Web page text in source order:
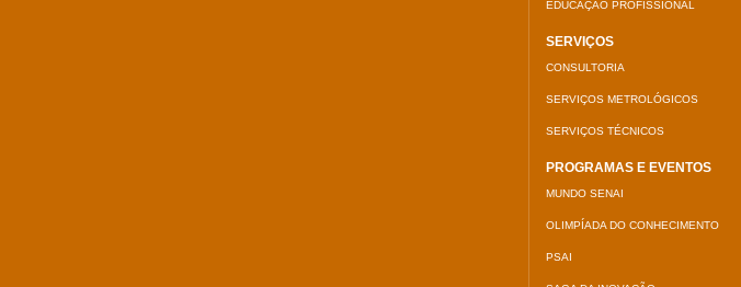
EDUCAÇÃO PROFISSIONAL
SERVIÇOS
CONSULTORIA
SERVIÇOS METROLÓGICOS
SERVIÇOS TÉCNICOS
PROGRAMAS E EVENTOS
MUNDO SENAI
OLIMPÍADA DO CONHECIMENTO
PSAI